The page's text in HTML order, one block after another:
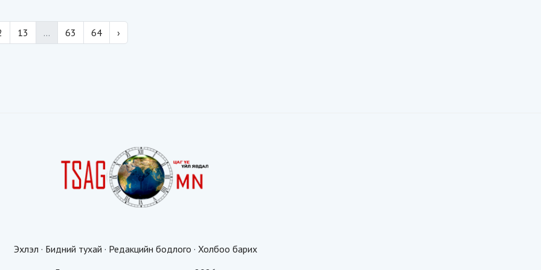
13 ... 63 64 ›
Эхлэл · Бидний тухай · Редакцийн бодлого · Холбоо барих